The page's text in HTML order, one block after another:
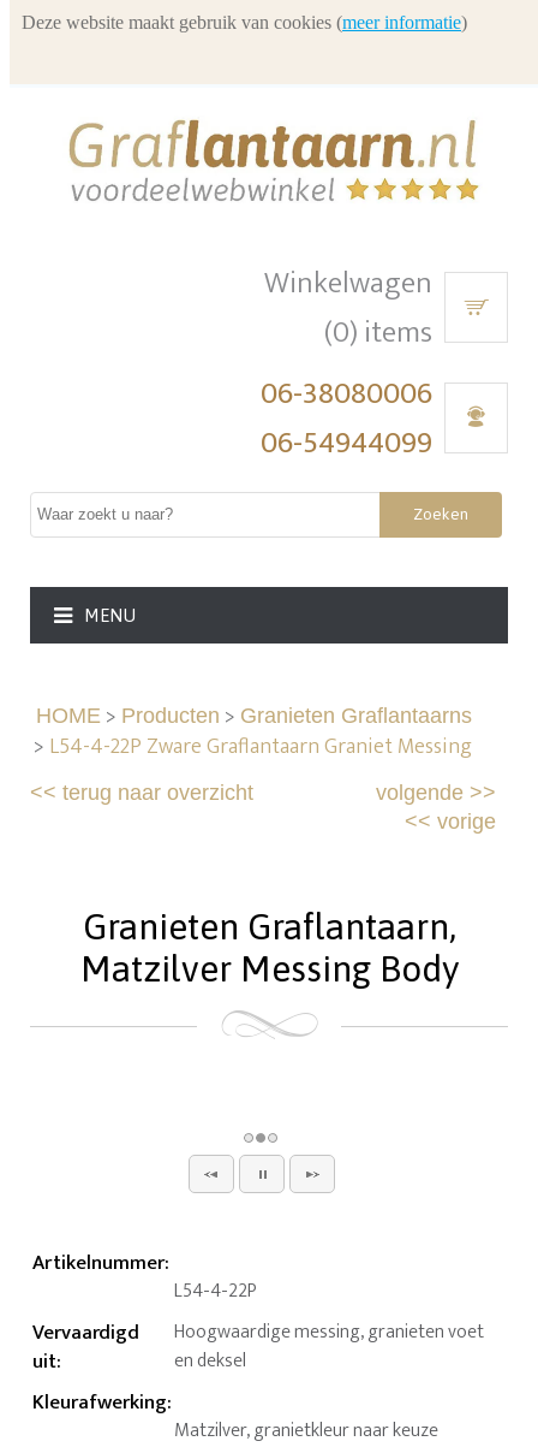
Winkelwagen
(0) items
06-38080006
06-54944099
Zoeken
MENU
HOME> Producten > Granieten Graflantaarns
> L54-4-22P Zware Graflantaarn Graniet Messing
<<terug naar overzicht volgende>>
<< vorige
Granieten Graflantaarn,
Matzilver Messing Body
Artikelnummer:
L54-4-22P
Vervaardigd
uit:
Hoogwaardige messing, granieten voet
en deksel
Kleurafwerking:
Matzilver, granietkleur naar keuze
Deze website maakt gebruik van cookies (meer informatie)